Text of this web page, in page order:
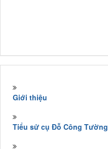
Giới thiệu
Tiểu sử cụ Đỗ Công Tường